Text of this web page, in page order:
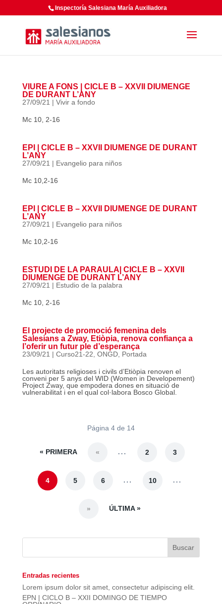
Inspectoría Salesiana María Auxiliadora
VIURE A FONS | CICLE B – XXVII DIUMENGE
DE DURANT L’ANY
27/09/21 | Vivir a fondo
Mc 10, 2-16
EPI | CICLE B – XXVII DIUMENGE DE DURANT
L’ANY
27/09/21 | Evangelio para niños
Mc 10,2-16
EPI | CICLE B – XXVII DIUMENGE DE DURANT
L’ANY
27/09/21 | Evangelio para niños
Mc 10,2-16
ESTUDI DE LA PARAULA| CICLE B – XXVII
DIUMENGE DE DURANT L’ANY
27/09/21 | Estudio de la palabra
Mc 10, 2-16
El projecte de promoció femenina dels
Salesians a Zway, Etiòpia, renova confiança a
l’oferir un futur ple d’esperança
23/09/21 | Curso21-22 ONGD, Portada
Les autoritats religioses i civils d’Etiòpia renoven el
conveni per 5 anys del WID (Women in Developement)
Project Zway, que empodera dones en situació de
vulnerabilitat i en el qual col·labora Bosco Global.
Página 4 de 14
« PRIMERA « ... 2 3
4 5 6 ... 10 ...
» ÚLTIMA »
Entradas recientes
Lorem ipsum dolor sit amet, consectetur adipiscing elit.
EPN | CICLO B – XXII DOMINGO DE TIEMPO